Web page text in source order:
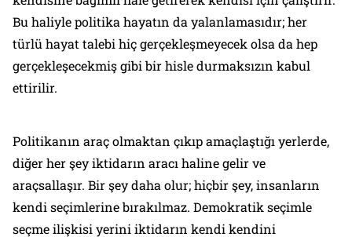
Bu haliyle politika hayatın da yalanlamasıdır; her
türlü hayat talebi hiç gerçekleşmeyecek olsa da hep
gerçekleşecekmiş gibi bir hisle durmaksızın kabul
ettirilir.
Politikanın araç olmaktan çıkıp amaçlaştığı yerlerde,
diğer her şey iktidarın aracı haline gelir ve
araçsallaşır. Bir şey daha olur; hiçbir şey, insanların
kendi seçimlerine bırakılmaz. Demokratik seçimle
seçme ilişkisi yerini iktidarın kendi kendini